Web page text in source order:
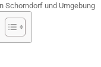
Schorndorf und Umgebung